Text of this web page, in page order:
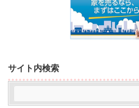
サイト内検索